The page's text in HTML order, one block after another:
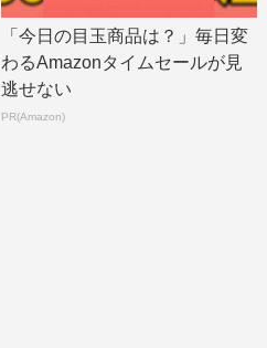
「今日の目玉商品は？」毎日変
わるAmazonタイムセールが見
逃せない
PR(Amazon)